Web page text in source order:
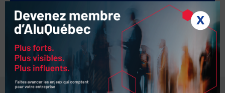
X
Partager l'événement :